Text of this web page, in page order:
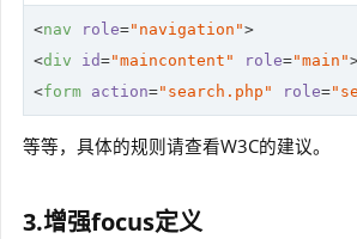
<nav role="navigation">
<div id="maincontent" role="main"
<form action="search.php" role=
等等，具体的规则请查看W3C的建议。
3.增强focus定义